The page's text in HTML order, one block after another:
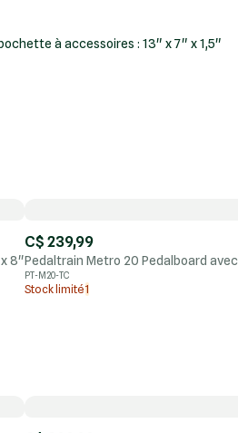
à accessoires : 13" x 7" x 1,5"
8''
C$ 239,99
Pedaltrain Metro 20 Pedalboard
PT-M20-TC
Stock limité1